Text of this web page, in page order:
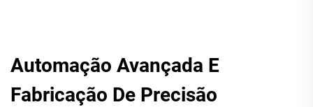
Automação Avançada E
Fabricação De Precisão